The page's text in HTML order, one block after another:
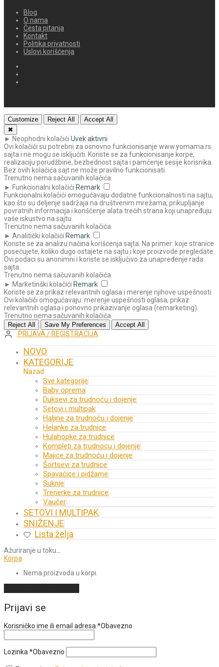
Blog
O nama
Česta pitanja
Kontakt
Politika privatnosti
Uslovi korišćenja
Customize Reject All
Accept All
✖
► Neophodni kolačići Uvek aktivni
Ovi kolačići su potrebni za osnovno funkcionisanje www.yomama.rs
sajta i ne mogu se isključiti. Koriste se za funkcionisanje korpe,
realizaciju porudžbine, bezbednost sajta i pamćenje sesije korisnika.
Bez ovih kolačića sajt ne može pravilno funkcionisati.
Trenutno nema sačuvanih kolačića.
► Funkcionalni kolačići Remark
Funkcionalni kolačići omogućavaju dodatne funkcionalnosti na sajtu,
kao što su deljenje sadržaja na društvenim mrežama, prikupljanje
povratnih informacija i korišćenje alata trećih strana koji unapređuju
vaše iskustvo na sajtu.
Trenutno nema sačuvanih kolačića.
► Analitički kolačići Remark
Koriste se za analizu načina korišćenja sajta. Na primer: koje stranice
posećujete, koliko dugo ostajete na sajtu i koje proizvode pregledate.
Ovi podaci su anonimni i koriste se isključivo za unapređenje rada
sajta.
Trenutno nema sačuvanih kolačića.
► Marketinški kolačići Remark
Koriste se za prikaz relevantnih oglasa i merenje njihove uspešnosti.
Ovi kolačići omogućavaju: merenje uspešnosti oglasa, prikaz
relevantnih oglasa i ponovno prikazivanje oglasa (remarketing).
Trenutno nema sačuvanih kolačića.
Reject All Save My Preferences Accept All
PRIJAVA / REGISTRACIJA
NOVO
KATEGORIJE
Nazad
Sve kategorije
Baby oprema
Duksevi za trudnoću i dojenje
Setovi i multipak
Haljine za trudnoću i dojenje
Helanke za trudnice
Hulahopke za trudnice
Kompleti za trudnocu i dojenje
Majice za trudnoću i dojenje
Šortsevi za trudnice
Spavaćice i pidžame
Suknje
Trenerke za trudnice
Vaučer
SETOVI I MULTIPAK
SNIŽENJE
Lista želja
Ažuriranje u toku…
Korpa
Nema proizvoda u korpi.
Prijavi se
Korisničko ime ili email adresa *Obavezno
Lozinka *Obavezno